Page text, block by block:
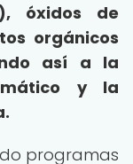
óxidos de
orgánicos
así a la
y la
programas